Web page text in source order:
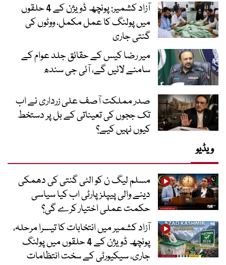
آزاد کشمیر: پونچھ ڈویژن کے 4 حلقوں
میں پولنگ کا عمل مکمل، ووٹوں کی
گنتی جاری
میر رضا کیس کے حقائق جلد عوام کے
سامنے لائیں گے، آئی جی سندھ
صدر مملکت آصف علی زرداری نے اب
تک ججوں کی تعیناتی کے بل پر دستخط
کیوں نہیں کیے؟
ویڈیو
مسلم لیگ ن کو الٹی گنتی کی دھمکی
دینے والی پیپلز پارٹی اب کیا سیاسی
حکمت عملی اختیار کرے گی؟
آزاد کشمیر میں انتخابات کا تیسرا مرحلہ،
پونچھ ڈویژن کے 4 حلقوں میں پولنگ
جاری، سیکیورٹی کے سخت انتظامات